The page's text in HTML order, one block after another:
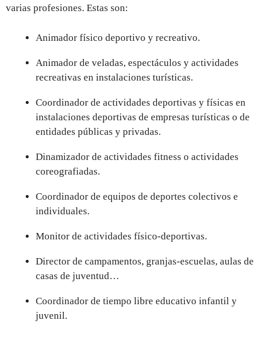
varias profesiones. Estas son:
Animador físico deportivo y recreativo.
Animador de veladas, espectáculos y actividades
recreativas en instalaciones turísticas.
Coordinador de actividades deportivas y físicas en
instalaciones deportivas de empresas turísticas o de
entidades públicas y privadas.
Dinamizador de actividades fitness o actividades
coreografiadas.
Coordinador de equipos de deportes colectivos e
individuales.
Monitor de actividades físico-deportivas.
Director de campamentos, granjas-escuelas, aulas de
casas de juventud…
Coordinador de tiempo libre educativo infantil y
juvenil.